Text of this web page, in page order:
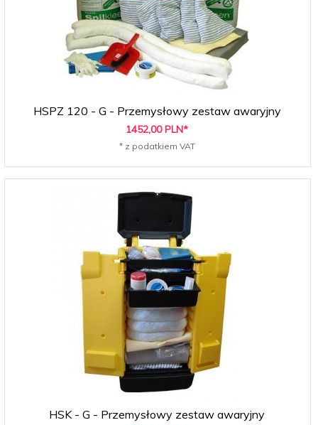
HSPZ 120 - G - Przemysłowy zestaw awaryjny
1452,00 PLN*
* z podatkiem VAT
HSK - G - Przemysłowy zestaw awaryjny